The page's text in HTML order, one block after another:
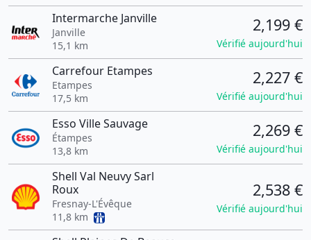
Intermarche Janville
Janville
15,1 km
2,199 €
Vérifié aujourd'hui
Carrefour Etampes
Etampes
17,5 km
2,227 €
Vérifié aujourd'hui
Esso Ville Sauvage
Étampes
13,8 km
2,269 €
Vérifié aujourd'hui
Shell Val Neuvy Sarl
Roux
Fresnay-L'Évêque
11,8 km
2,538 €
Vérifié aujourd'hui